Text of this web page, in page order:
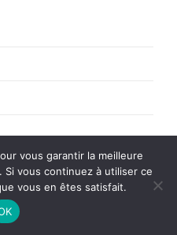
vous garantir la meilleure
vous continuez à utiliser ce
vous en êtes satisfait.